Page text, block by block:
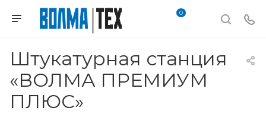
0
Штукатурная станция
«ВОЛМА ПРЕМИУМ
ПЛЮС»